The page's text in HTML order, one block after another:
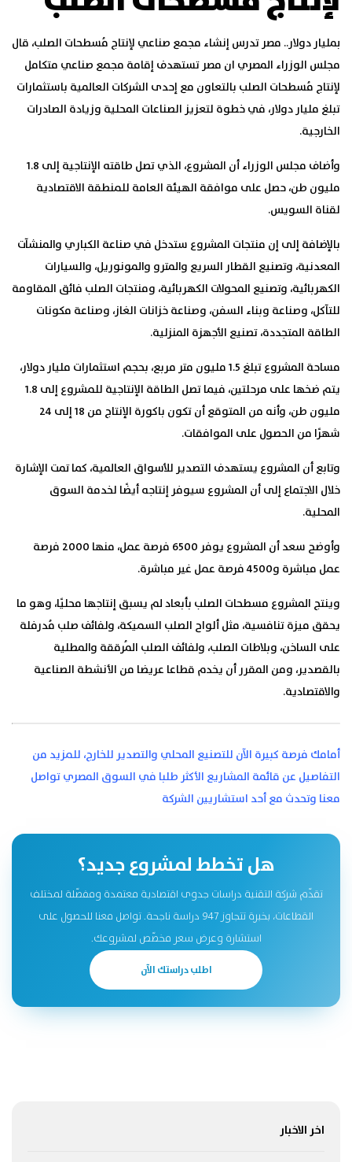
بمليار دولار.. مصر تدرس إنشاء مجمع صناعي لإنتاج مُسطحات الصلب، قال
مجلس الوزراء المصري ان مصر تستهدف إقامة مجمع صناعي متكامل
لإنتاج مُسطحات الصلب بالتعاون مع إحدى الشركات العالمية باستثمارات
تبلغ مليار دولار، في خطوة لتعزيز الصناعات المحلية وزيادة الصادرات
الخارجية.
وأضاف مجلس الوزراء أن المشروع، الذي تصل طاقته الإنتاجية إلى 1.8
مليون طن، حصل على موافقة الهيئة العامة للمنطقة الاقتصادية
لقناة السويس.
بالإضافة إلى إن منتجات المشروع ستدخل في صناعة الكباري والمنشآت
المعدنية، وتصنيع القطار السريع والمترو والمونوريل، والسيارات
الكهربائية، وتصنيع المحولات الكهربائية، ومنتجات الصلب فائق المقاومة
للتآكل، وصناعة وبناء السفن، وصناعة خزانات الغاز، وصناعة مكونات
الطاقة المتجددة، تصنيع الأجهزة المنزلية.
مساحة المشروع تبلغ 1.5 مليون متر مربع، بحجم استثمارات مليار دولار،
يتم ضخها على مرحلتين، فيما تصل الطاقة الإنتاجية للمشروع إلى 1.8
مليون طن، وأنه من المتوقع أن تكون باكورة الإنتاج من 18 إلى 24
شهرًا من الحصول على الموافقات.
وتابع أن المشروع يستهدف التصدير للأسواق العالمية، كما تمت الإشارة
خلال الاجتماع إلى أن المشروع سيوفر إنتاجه أيضًا لخدمة السوق
المحلية.
وأوضح سعد أن المشروع يوفر 6500 فرصة عمل، منها 2000 فرصة
عمل مباشرة و4500 فرصة عمل غير مباشرة.
وينتج المشروع مسطحات الصلب بأبعاد لم يسبق إنتاجها محليًا، وهو ما
يحقق ميزة تنافسية، مثل ألواح الصلب السميكة، ولفائف صلب مُدرفلة
على الساخن، وبلاطات الصلب، ولفائف الصلب المُرققة والمطلية
بالقصدير، ومن المقرر أن يخدم قطاعا عريضا من الأنشطة الصناعية
والاقتصادية.
أمامك فرصة كبيرة الآن للتصنيع المحلي والتصدير للخارج، للمزيد من
التفاصيل عن قائمة المشاريع الأكثر طلبا في السوق المصري تواصل
معنا وتحدث مع أحد استشاريين الشركة
هل تخطط لمشروع جديد؟
تقدّم شركة التقنية دراسات جدوى اقتصادية معتمدة ومفصّلة لمختلف
القطاعات، بخبرة تتجاوز 947 دراسة ناجحة. تواصل معنا للحصول على
استشارة وعرض سعر مخصّص لمشروعك.
اطلب دراستك الآن
اخر الاخبار